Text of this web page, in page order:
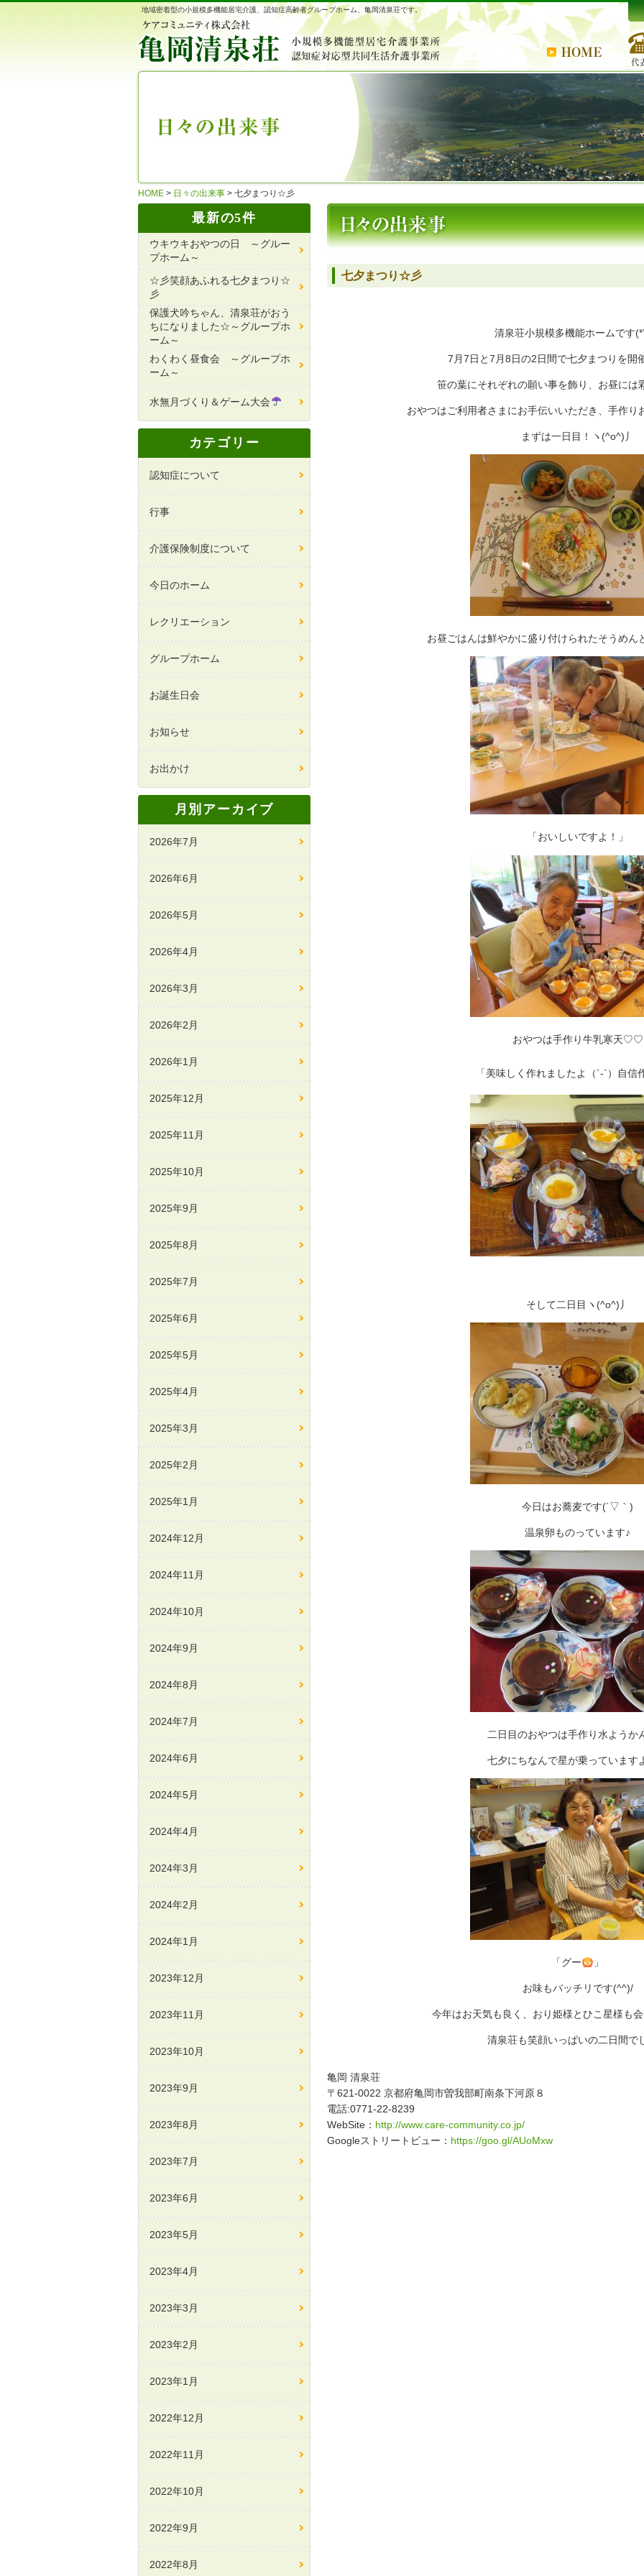
地域密着型の小規模多機能居宅介護、認知症高齢者グループホーム、亀岡清泉荘です。
HOME > 日々の出来事 > 七夕まつり☆彡
七夕まつり☆彡
清泉荘小規模多機能ホームです
7月7日と7月8日の2日間で七夕まつりを開
笹の葉にそれぞれの願い事を飾り、お昼には
おやつはご利用者さまにお手伝いいただき、手作り
まずは一日目！ヽ(^o^)丿
お昼ごはんは鮮やかに盛り付けられたそうめ
「おいしいですよ！」
おやつは手作り牛乳寒天♡♡
「美味しく作れましたよ（´-`）自信
そして二日目ヽ(^o^)丿
今日はお蕎麦です(´▽｀)
温泉卵ものっています♪
二日目のおやつは手作り水ようか
七夕にちなんで星が乗っています
「グー 」
お味もバッチリです(^^)/
今年はお天気も良く、おり姫様とひこ星様も
清泉荘も笑顔いっぱいの二日間で
亀岡 清泉荘
〒621-0022 京都府亀岡市曽我部町南条下河原８
電話:0771-22-8239
WebSite： http://www.care-community.co.jp/
Googleストリートビュー： https://goo.gl/AUoMxw
最新の5件
ウキウキおやつの日 ～グルー
プホーム～
☆彡笑顔あふれる七夕まつり☆
彡
保護犬吟ちゃん、清泉荘がおう
ちになりました☆～グループホ
ーム～
わくわく昼食会 ～グループホ
ーム～
水無月づくり＆ゲーム大会
カテゴリー
認知症について
行事
介護保険制度について
今日のホーム
レクリエーション
グループホーム
お誕生日会
お知らせ
お出かけ
月別アーカイブ
2026年7月
2026年6月
2026年5月
2026年4月
2026年3月
2026年2月
2026年1月
2025年12月
2025年11月
2025年10月
2025年9月
2025年8月
2025年7月
2025年6月
2025年5月
2025年4月
2025年3月
2025年2月
2025年1月
2024年12月
2024年11月
2024年10月
2024年9月
2024年8月
2024年7月
2024年6月
2024年5月
2024年4月
2024年3月
2024年2月
2024年1月
2023年12月
2023年11月
2023年10月
2023年9月
2023年8月
2023年7月
2023年6月
2023年5月
2023年4月
2023年3月
2023年2月
2023年1月
2022年12月
2022年11月
2022年10月
2022年9月
2022年8月